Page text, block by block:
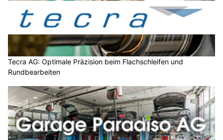
Tecra AG: Optimale Präzision beim Flachschleifen und
Rundbearbeiten